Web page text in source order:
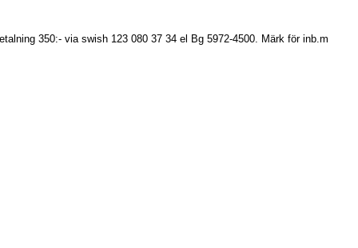
350:- via swish 123 080 37 34 el Bg 5972-4500. Märk för inb.m